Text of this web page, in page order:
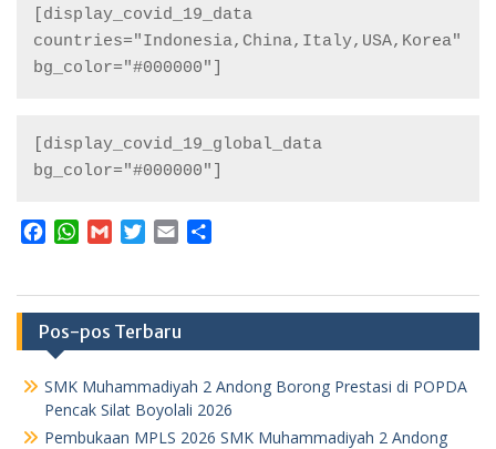
[display_covid_19_data
countries="Indonesia,China,Italy,USA,Korea"
bg_color="#000000"]
[display_covid_19_global_data
bg_color="#000000"]
b
o
o
k
W
s
A
p
p
l
t
e
r
l
Pos-pos Terbaru
SMK Muhammadiyah 2 Andong Borong Prestasi di POPDA
Pencak Silat Boyolali 2026
Pembukaan MPLS 2026 SMK Muhammadiyah 2 Andong